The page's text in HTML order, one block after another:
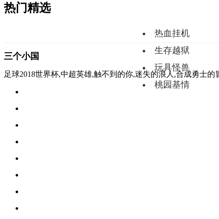
热门精选
热血挂机
生存越狱
玩具怪兽
桃园基情
三个小国
足球2018世界杯,中超英雄,触不到的你,迷失的浪人,合成勇士的